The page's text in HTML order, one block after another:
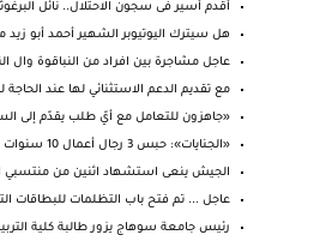
أقدم أسير فى سجون الاحتلال.. نائل
هل سيترك اليوتيوبر الشهير أحمد أبو زيد
عاجل مشاجرة بين افراد من النباقوة وال
مع تقديم الدعم الاستثنائي لها عند الحاجة
«جاهزون للتعامل مع أيّ طلب يقدّم إلى
«الجنايات»: حبس 3 رجال أعمال 10 سنوات ودفع 21 مليو...
الجيش ينعى استشهاد اثنين من منتسبي
عاجل ... تم فتح باب التظلمات للبطاقات
رئيس جامعة سوهاج يزور طالبة كلية